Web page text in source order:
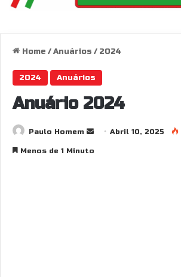
Home /Anuários / 2024
2024 Anuários
Anuário 2024
Paulo Homem
SendAbril 10, 2025
Menos de 1 Minuto